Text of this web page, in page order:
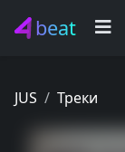
beat
JUS Треки